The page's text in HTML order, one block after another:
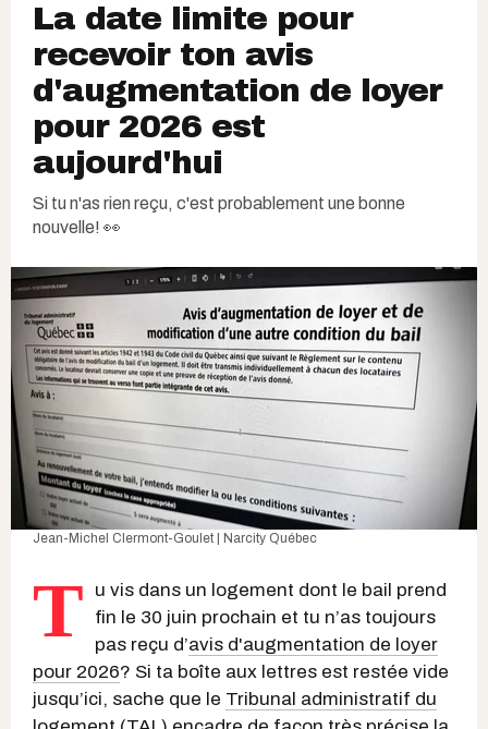
La date limite pour
recevoir ton avis
d'augmentation de loyer
pour 2026 est
aujourd'hui
Si tu n'as rien reçu, c'est probablement une bonne
nouvelle! 👀
Jean-Michel Clermont-Goulet | Narcity Québec
T
u vis dans un logement dont le bail prend
fin le 30 juin prochain et tu n’as toujours
pas reçu d’avis d'augmentation de loyer
pour 2026? Si ta boîte aux lettres est restée vide
jusqu’ici, sache que le Tribunal administratif du